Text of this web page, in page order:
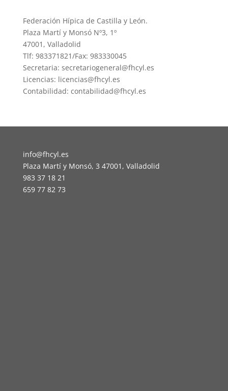
Federación Hípica de Castilla y León.
Plaza Martí y Monsó Nº3, 1º
47001, Valladolid
Tlf: 983371821/Fax: 983330045
Secretaria: secretariogeneral@fhcyl.es
Licencias: licencias@fhcyl.es
Contabilidad: contabilidad@fhcyl.es
info@fhcyl.es
Plaza Martí y Monsó, 3 47001, Valladolid
983 37 18 21
659 77 82 73